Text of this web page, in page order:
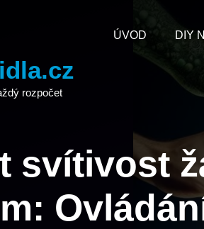
rozpočet
ÚVOD DIY
svítivost